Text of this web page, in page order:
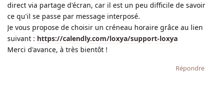
direct via partage d'écran, car il est un peu difficile de savoir
ce qu'il se passe par message interposé.
Je vous propose de choisir un créneau horaire grâce au lien
suivant : https://calendly.com/loxya/support-loxya
Merci d'avance, à très bientôt !
Répondre